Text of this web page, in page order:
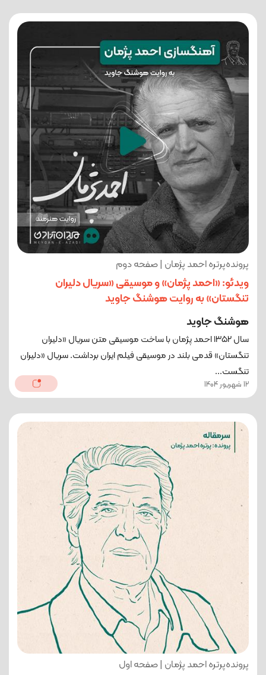
پرونده‌پرتره احمد پژمان | صفحه دوم
ویدئو: «احمد پژمان» و موسیقی «سریال دلیران
تنگستان» به روایت هوشنگ جاوید
هوشنگ جاوید
سال ۱۳۵۲ احمد پژمان با ساخت موسیقی متن سریال «دلیران
تنگستان» قدمی بلند در موسیقی فیلم ایران برداشت. سریال «دلیران
تنگست...
12 شهریور 1404
پرونده‌پرتره احمد پژمان | صفحه اول